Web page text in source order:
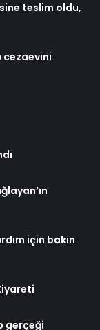
teslim oldu,
cezaevini
için bakın
gerçeği